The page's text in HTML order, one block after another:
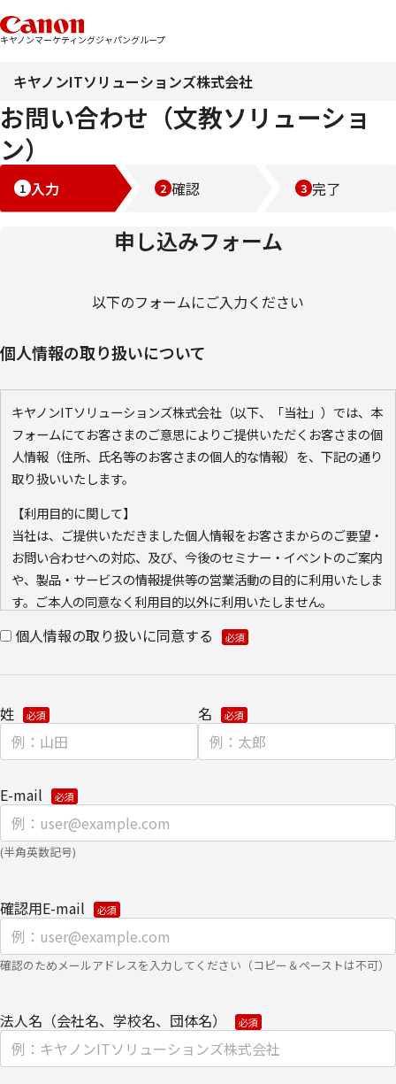
キヤノンマーケティングジャパングループ
キヤノンITソリューションズ株式会社
お問い合わせ（文教ソリューショ
ン）
入力 確認 完了
申し込みフォーム
以下のフォームにご入力ください
個人情報の取り扱いについて
キヤノンITソリューションズ株式会社（以下、「当社」）では、本
フォームにてお客さまのご意思によりご提供いただくお客さまの個
人情報（住所、氏名等のお客さまの個人的な情報）を、下記の通り
取り扱いいたします。
【利用目的に関して】
当社は、ご提供いただきました個人情報をお客さまからのご要望・
お問い合わせへの対応、及び、今後のセミナー・イベントのご案内
や、製品・サービスの情報提供等の営業活動の目的に利用いたしま
す。ご本人の同意なく利用目的以外に利用いたしません。
Cookie（クッキー）を紐づけて、ウェブアクセス履歴を取得する
ウェブページ内に限られます。アクセス履歴は、市場分析、およ
び、これに基づく販売促進活動のために利用します。
・ウェブサイトにおける、お客さまアクセス情報の取り扱いについ
クッキー（cookie）とウェブビーコンの使用によるアクセス情報の
収集
【第三者提供に関して】
を除き、ご本人の同意なく第三者に開示・提供しません。
・法令に基づく場合
・上記利用目的を実施するために、適切な機密保持契約を締結した
よびパートナー企業に提供する場合
個人情報を提供する場合は、ご提供頂いた個人情報の全ての項目に
個人情報の取り扱いに同意する
姓 名
E-mail
(半角英数記号)
確認用E-mail
確認のためメールアドレスを入力してください（コピー＆ペーストは不可）
法人名（会社名、学校名、団体名）